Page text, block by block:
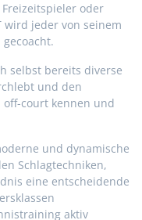
oder
jeder von seinem
selbst bereits diverse
und den
court kennen und
und dynamische
Schlagtechniken,
eine entscheidende
aktiv